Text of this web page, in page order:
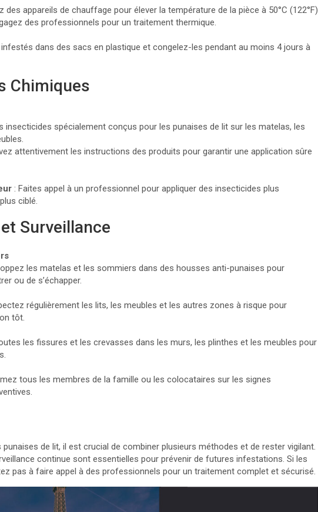
des appareils de chauffage pour élever la température de la pièce à 50°C (122°F)
des professionnels pour un traitement thermique.
dans des sacs en plastique et congelez-les pendant au moins 4 jours à
Chimiques
insecticides spécialement conçus pour les punaises de lit sur les matelas, les
attentivement les instructions des produits pour garantir une application sûre
: Faites appel à un professionnel pour appliquer des insecticides plus
ciblé.
Surveillance
les matelas et les sommiers dans des housses anti-punaises pour
ou de s’échapper.
régulièrement les lits, les meubles et les autres zones à risque pour
tôt.
les fissures et les crevasses dans les murs, les plinthes et les meubles pour
tous les membres de la famille ou les colocataires sur les signes
de lit, il est crucial de combiner plusieurs méthodes et de rester vigilant.
continue sont essentielles pour prévenir de futures infestations. Si les
pas à faire appel à des professionnels pour un traitement complet et sécurisé.